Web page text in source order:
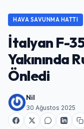
HAVA SAVUNMA HATTI
İtalyan F-
Yakınında
Önledi
Nil
30 Ağustos 2025